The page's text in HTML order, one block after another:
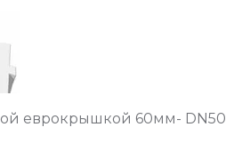
еврокрышкой 60мм- DN50